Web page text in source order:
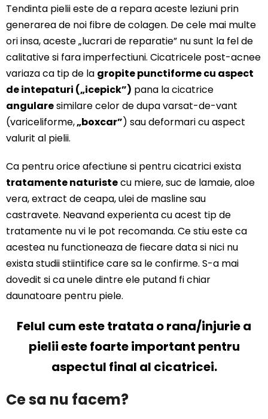
Tendinta pielii este de a repara aceste leziuni prin
generarea de noi fibre de colagen. De cele mai multe
ori insa, aceste „lucrari de reparatie” nu sunt la fel de
calitative si fara imperfectiuni. Cicatricele post-acnee
variaza ca tip de la gropite punctiforme cu aspect
de intepaturi („icepick”) pana la cicatrice
angularesimilare celor de dupa varsat-de-vant
(variceliforme,„boxcar”) sau deformari cu aspect
valurit al pielii.
Ca pentru orice afectiune si pentru cicatrici exista
tratamente naturistecu miere, suc de lamaie, aloe
vera, extract de ceapa, ulei de masline sau
castravete. Neavand experienta cu acest tip de
tratamente nu vi le pot recomanda. Ce stiu este ca
acestea nu functioneaza de fiecare data si nici nu
exista studii stiintifice care sa le confirme. S-a mai
dovedit si ca unele dintre ele putand fi chiar
daunatoare pentru piele.
Felul cum este tratata o rana/injurie a
pielii este foarte important pentru
aspectul final al cicatricei.
Ce sa nu facem?